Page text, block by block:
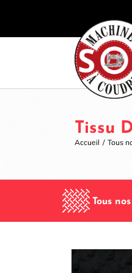
content
Tissu
Accueil / Tous
Tous